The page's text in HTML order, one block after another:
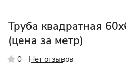
Труба квадратная
(цена за метр)
0 Нет отзывов